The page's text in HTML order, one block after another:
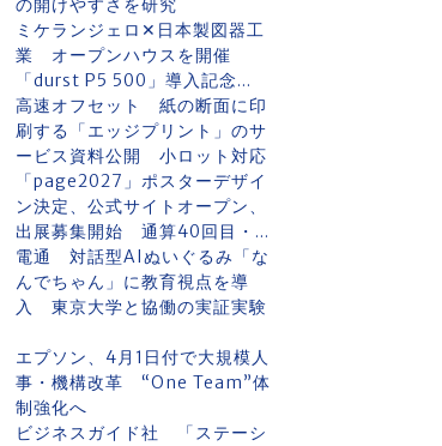
の開けやすさを研究
ミケランジェロ✕日本製図器工
業 オープンハウスを開催
「durst P5 500」導入記念...
高速オフセット 紙の断面に印
刷する「エッジプリント」のサ
ービス資料公開 小ロット対応
「page2027」ポスターデザイ
ン決定、公式サイトオープン、
出展募集開始 通算40回目・...
電通 対話型AIぬいぐるみ「な
んでちゃん」に教育視点を導
入 東京大学と協働の実証実験
エプソン、4月1日付で大規模人
事・機構改革 “One Team”体
制強化へ
ビジネスガイド社 「ステーシ